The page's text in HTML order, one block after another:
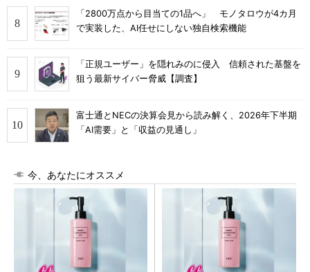
「2800万点から目当ての1品へ」 モノタロウが4カ月
で実装した、AI任せにしない独自検索機能
「正規ユーザー」を隠れみのに侵入 信頼された基盤を
狙う最新サイバー脅威【調査】
富士通とNECの決算会見から読み解く、2026年下半期
「AI需要」と「収益の見通し」
今、あなたにオススメ